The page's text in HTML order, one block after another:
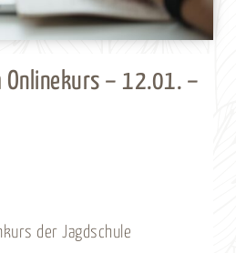
Onlinekurs – 12.01. –
der Jagdschule